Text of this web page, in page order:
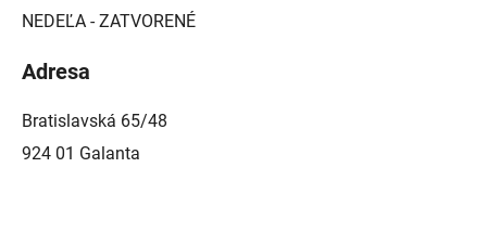
NEDEĽA - ZATVORENÉ
Adresa
Bratislavská 65/48
924 01 Galanta